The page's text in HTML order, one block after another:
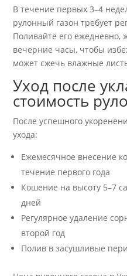
В течение первых 3–4
рулонный газон требует
Поливайте его ежедневно,
вечерние часы, чтобы
может сжечь влажные
Уход после
стоимость
После успешного
ухода:
Ежемесячное внесение
течение первого года
Кошение на высоту 5–7
дней
Регулярное удаление
второй год
Полив в засушливые